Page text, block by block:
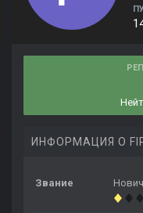
ИНФОРМАЦИЯ О
Звание